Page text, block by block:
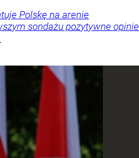
Polskę na arenie
sondażu pozytywne opinie